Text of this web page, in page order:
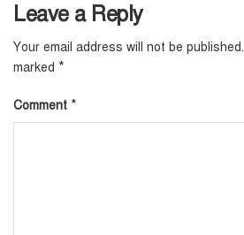
Leave a Reply
Your email address will not be published.
marked *
Comment *